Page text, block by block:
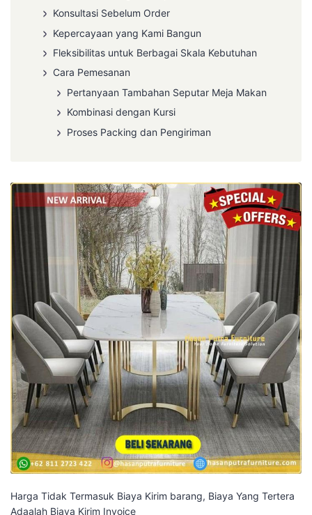
Konsultasi Sebelum Order
Kepercayaan yang Kami Bangun
Fleksibilitas untuk Berbagai Skala Kebutuhan
Cara Pemesanan
Pertanyaan Tambahan Seputar Meja Makan
Kombinasi dengan Kursi
Proses Packing dan Pengiriman
Harga Tidak Termasuk Biaya Kirim barang, Biaya Yang Tertera
Adaalah Biaya Kirim Invoice